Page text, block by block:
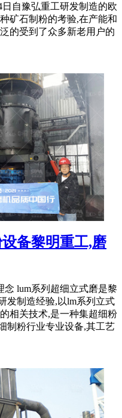
日自豫弘重工研发制造的欧
矿石制粉的考验,在产能和
的受到了众多新老用户的
备黎明重工,磨
念 lum系列超细立式磨是黎
发制造经验,以lm系列立式
相关技术,是一种集超细粉
制粉行业专业设备,其工艺